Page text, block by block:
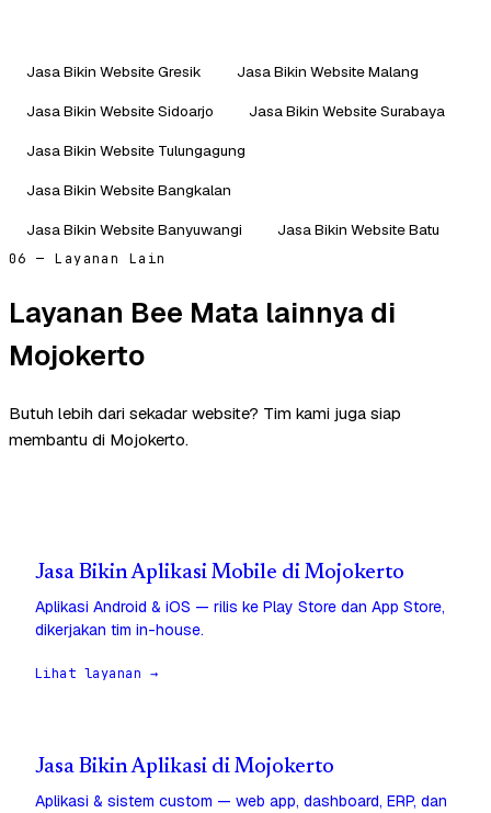
Jasa Bikin Website Gresik
Jasa Bikin Website Malang
Jasa Bikin Website Sidoarjo
Jasa Bikin Website Surabaya
Jasa Bikin Website Tulungagung
Jasa Bikin Website Bangkalan
Jasa Bikin Website Banyuwangi
Jasa Bikin Website Batu
06 — Layanan Lain
Layanan Bee Mata lainnya di
Mojokerto
Butuh lebih dari sekadar website? Tim kami juga siap
membantu di Mojokerto.
Jasa Bikin Aplikasi Mobile di Mojokerto
Aplikasi Android & iOS — rilis ke Play Store dan App Store,
dikerjakan tim in-house.
Lihat layanan →
Jasa Bikin Aplikasi di Mojokerto
Aplikasi & sistem custom — web app, dashboard, ERP, dan